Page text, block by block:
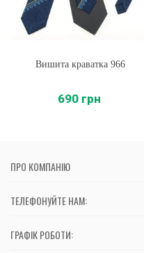
Вишита краватка 966
690 грн
ПРО КОМПАНІЮ
ТЕЛЕФОНУЙТЕ НАМ:
ГРАФІК РОБОТИ: